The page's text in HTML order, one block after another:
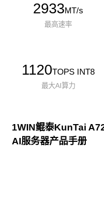
2933MT/s
最高速率
1120TOPS INT8
最大AI算力
1WIN鲲泰KunTai
AI服务器产品手册